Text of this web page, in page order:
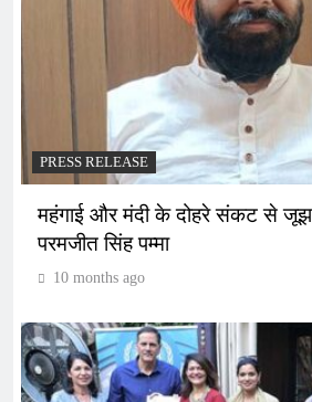
PRESS RELEASE
महंगाई और मंदी के दोहरे संकट से जूझ
परमजीत सिंह पम्मा
10 months ago